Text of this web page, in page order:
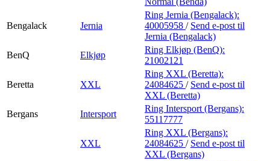
Bengalack Jernia
Ring Jernia (Bengalack):
40005958 / Send e-post til
Jernia (Bengalack)
BenQ
Elkjøp
Ring Elkjøp (BenQ):
21002121
Beretta XXL
Ring XXL (Beretta):
24084625 / Send e-post til
XXL (Beretta)
Bergans
Intersport
Ring Intersport (Bergans):
55117777
XXL
Ring XXL (Bergans):
24084625 / Send e-post til
XXL (Bergans)